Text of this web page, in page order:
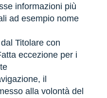
informazioni più
ad esempio nome
Titolare con
eccezione per i
il
alla volontà del